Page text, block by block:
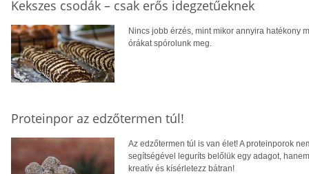
Kekszes csodák – csak erős idegzetűeknek
Nincs jobb érzés, mint mikor annyira hatékony
órákat spórolunk meg.
Proteinpor az edzőtermen túl!
Az edzőtermen túl is van élet! A proteinporok
segítségével leguríts belőlük egy adagot,
kreatív és kísérletezz bátran!